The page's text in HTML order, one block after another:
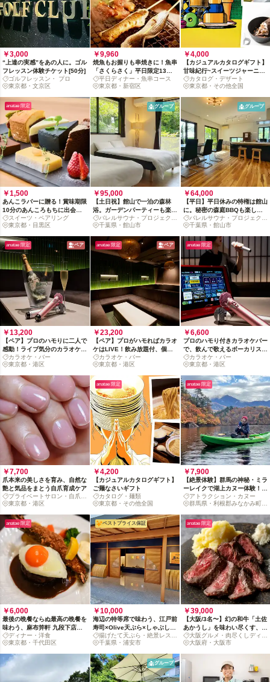
￥3,000
“上達の実感”をあの人に。ゴル
フレッスン体験チケット[50分]
ゴルフレッスン・ プロ
東京都・文京区
￥9,960
焼魚もお握りも串焼きに！魚串
「さくらさく」平日限定13品
コース（2名〜）
平日ディナー・魚串コース
東京都・新宿区
￥4,000
【カジュアルカタログギフト】
甘味紀行~スイーツジャーニー
~ カタログ・デザート
東京都・その他全国
anatae 限定
￥1,500
あんこラバーに贈る！賞味期限
10分のあんころもちに出会え
るお茶時間
スイーツ・ペアリング
東京都・目黒区
グループ
￥95,000
【土日祝】館山で一泊の森林
浴。ガーデンパーティーも楽し
めるサウナ付き一棟貸別荘体験
バレルサウナ・プロジェクタ
ー完備
千葉県・館山市
グループ
￥64,000
【平日】平日休みの特権は館山
に。秘密の森庭BBQも楽しめ
るサウナ付き一棟貸別荘体験
バレルサウナ・プロジェクタ
ー完備
千葉県・館山市
anatae 限定 ペア
￥13,200
【ペア】プロのハモりに二人で
感動！ライブ気分のカラオケバ
ー飲み歌い放題
カラオケ・バー
東京都・港区
anatae 限定 ペア
￥23,200
【ペア】プロがハモればカラオ
ケはLIVE！飲み放題付、個室
体験で盛り上がれ
カラオケ・バー
東京都・港区
anatae 限定
￥6,600
プロのハモり付きカラオケバー
で、飲んで歌えるボーカリスト
体験カラオケ・バー
東京都・港区
￥7,700
爪本来の美しさを育み、自然な
艶と気品をまとう自爪育成ケア
プライベートサロン・自爪育
成
東京都・港区
anatae 限定
￥4,200
【カジュアルカタログギフト】
ご麺なさいギフト
カタログ・麺類
東京都・その他全国
anatae 限定
￥7,900
【絶景体験】群馬の神秘・ミラ
ーレイクで湖上カヌー体験！空
と大地が溶け合う鏡の湖で、非
日常の冒険へ
アトラクション・カヌー
群馬県・利根郡みなかみ町藤
anatae 限定
￥6,000
最後の晩餐ならぬ最高の晩餐を
味わう、麻布笄軒 九段下店の
記念日コース
ディナー・洋食
東京都・千代田区
ベストプライス保証
￥10,000
海辺の特等席で味わう、江戸前
寿司×Olive天ぷら×しゃぶしゃ
ぶの贅沢コース
揚げたて天ぷら・絶景レスト
ラン
千葉県・浦安市
anatae 限定
￥39,000
【大阪/3名〜】幻の和牛「土佐
あかうし」を味わい尽くす、贅
沢ディナー *1名様/2名様は別
ページあり
大阪グルメ・肉尽くしディナ
ー
大阪府・大阪市
グループ